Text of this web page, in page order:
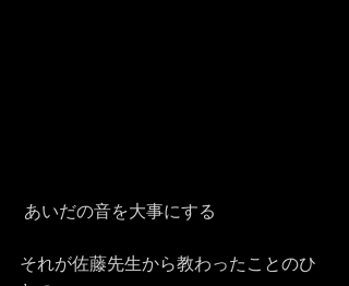
あいだの音を大事にする
それが佐藤先生から教わったことのひ